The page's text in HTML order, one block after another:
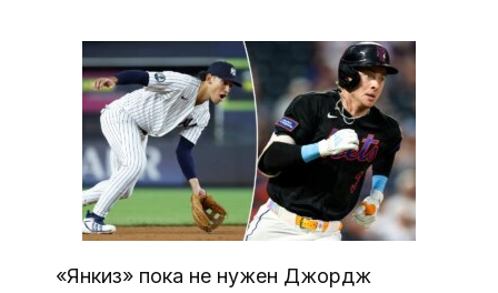
«Янкиз» пока не нужен Джордж